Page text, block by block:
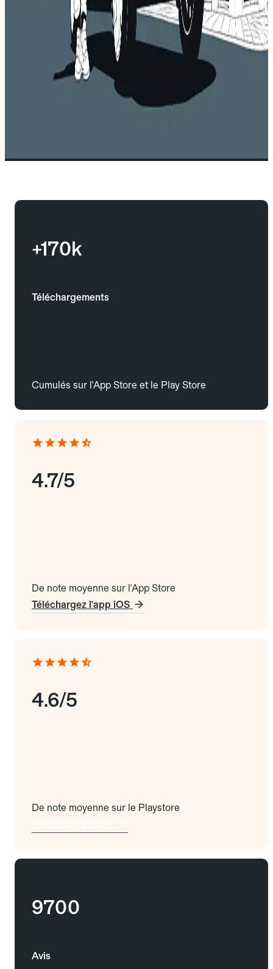
+170k
Téléchargements
Cumulés sur l'App Store et le Play Store
4.7/5
De note moyenne sur l'App Store
Téléchargez l'app iOS
4.6/5
De note moyenne sur le Playstore
9700
Avis